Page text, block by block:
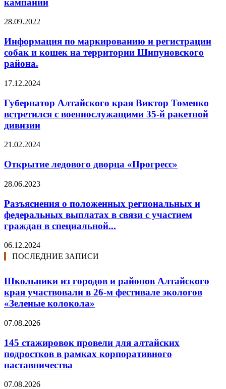
кампании
28.09.2022
Информация по маркированию и регистрации
собак и кошек на территории Шипуновского
района.
17.12.2024
Губернатор Алтайского края Виктор Томенко
встретился с военнослужащими 35-й ракетной
дивизии
21.02.2024
Открытие ледового дворца «Прогресс»
28.06.2023
Разъяснения о положенных региональных и
федеральных выплатах в связи с участием
граждан в специальной...
06.12.2024
ПОСЛЕДНИЕ ЗАПИСИ
Школьники из городов и районов Алтайского
края участвовали в 26-м фестивале экологов
«Зеленые колокола»
07.08.2026
145 стажировок провели для алтайских
подростков в рамках корпоративного
наставничества
07.08.2026